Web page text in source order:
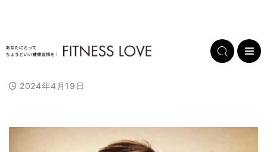
2024年4月19日